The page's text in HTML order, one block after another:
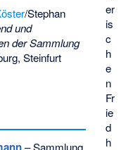
er
is
c
h
e
n
Fr
ie
d
h
/Stephan
und
der Sammlung
Steinfurt